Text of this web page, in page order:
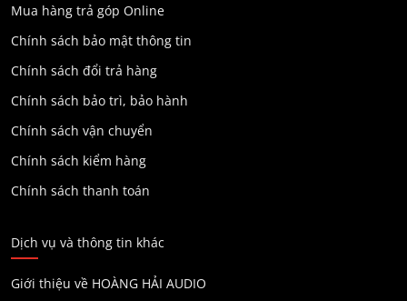
Mua hàng trả góp Online
Chính sách bảo mật thông tin
Chính sách đổi trả hàng
Chính sách bảo trì, bảo hành
Chính sách vận chuyển
Chính sách kiểm hàng
Chính sách thanh toán
Dịch vụ và thông tin khác
Giới thiệu về HOÀNG HẢI AUDIO